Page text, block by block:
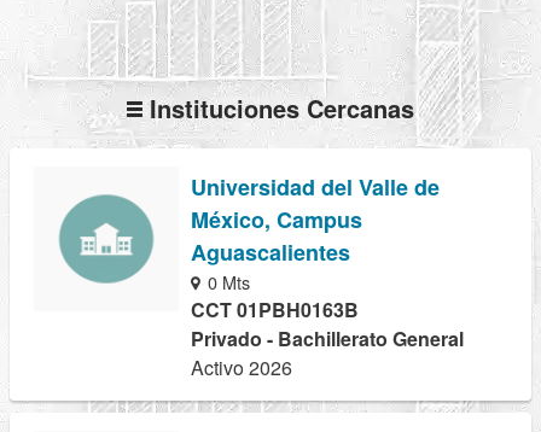
Instituciones Cercanas
Universidad del Valle de
México, Campus
Aguascalientes
0 Mts
CCT 01PBH0163B
Privado - Bachillerato General
Activo 2026